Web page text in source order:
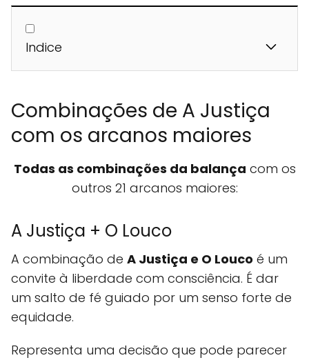
Indice
Combinações de A Justiça
com os arcanos maiores
Todas as combinações da balança com os
outros 21 arcanos maiores:
A Justiça + O Louco
A combinação de A Justiça e O Louco é um
convite à liberdade com consciência. É dar
um salto de fé guiado por um senso forte de
equidade.
Representa uma decisão que pode parecer